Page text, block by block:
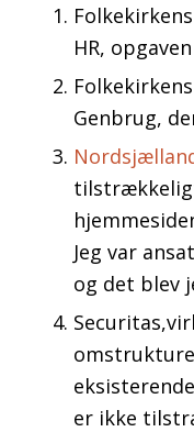
HR,
Genbrug,
Jeg var
og det blev
er ikke